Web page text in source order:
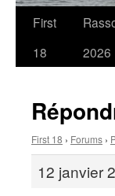
First
18
2026
First 18 › Forums ›
12 janvier